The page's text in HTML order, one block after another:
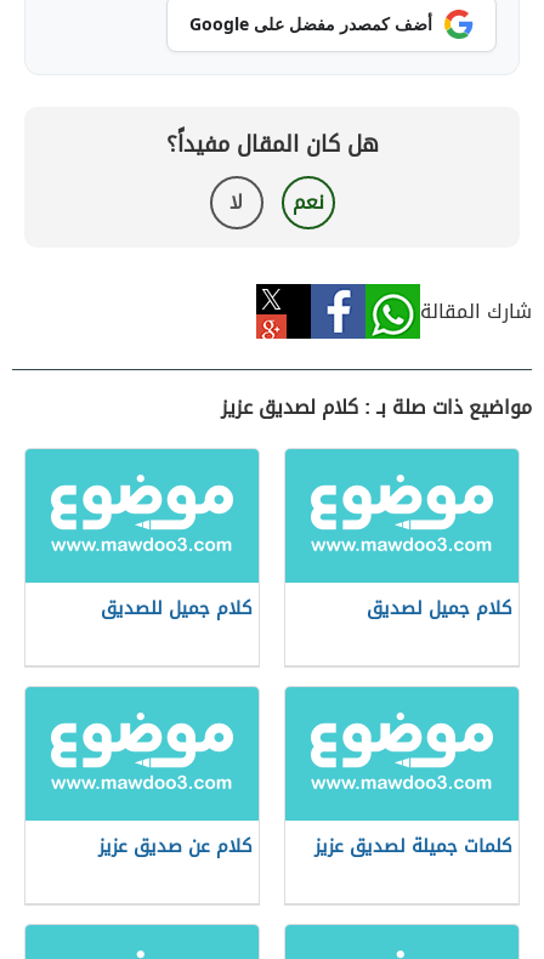
أضف كمصدر مفضل على Google
هل كان المقال مفيداً؟
نعم لا
شارك المقالة
مواضيع ذات صلة بـ : كلام لصديق عزيز
كلام جميل لصديق كلام جميل للصديق
كلمات جميلة لصديق عزيز كلام عن صديق عزيز